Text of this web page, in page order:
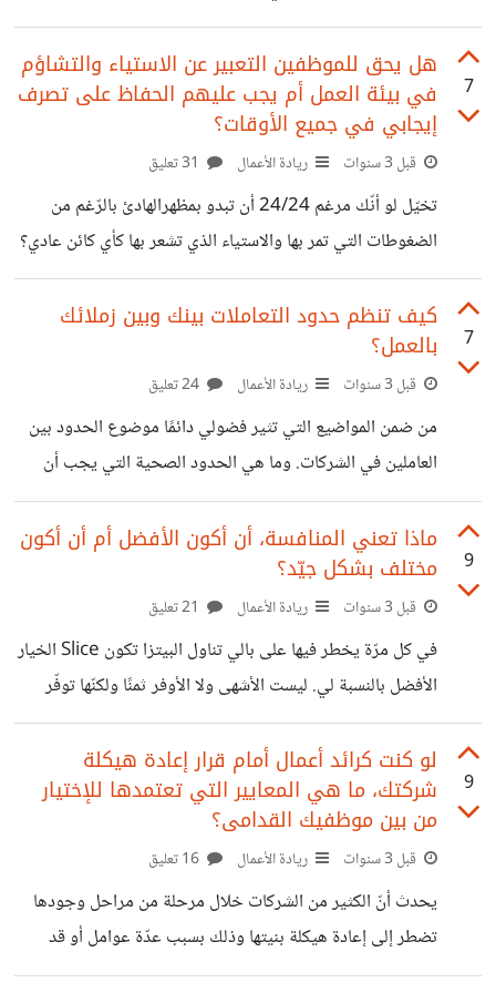
السؤال من أصعب الأسئلة التي واجهتني في مسيرتي المهنيّة
والتي وجهّها حينها المدير التنفيذي لنا كموظّفين. وقعت في
حيرةٍ شديدة، فمن أختار وبمتخصرٍ مفيد، العميل أم المنتج؟
وبالفعل فقد اخترت حينها العميل لأنّ العميل هو الهدف الأساسي
لأي مشروع ولأي استثمار، فإن كان كتاب اللغة الإنكليزية الذي
ألفته رائعًا لحد الكمال ولكن لا يراعي مستوى طلّابي فما
7
هل يحق للموظفين التعبير عن الاستياء والتشاؤم
في بيئة العمل أم يجب عليهم الحفاظ على تصرف
إيجابي في جميع الأوقات؟
قبل 3 سنوات ريادة الأعمال
تخيّل لو أنّك مرغم 24/24 أن تبدو بمظهرالهادئ بالرّغم من
الضغوطات التي تمر بها والاستياء الذي تشعر بها كأي كائن عادي؟
أنا لا أستطيع تصوّر الأمر، ضمنًا في بيئة العمل، إذ أنّني كأي إنسان
عادي معرّضة للمشاكل والضغوطات التي تجبرني على التعبير عمّا
أشعر به. ولكن لم يكن هذا النّهج المتّبع في الشركة السّابقة التي
عملتُ بها. فقد كان في سياسة الشركة الداخلية الخاصّة
بالموظّفين أنّه عليهم الظهور الدّائم بأفضل حال والامتناع عن نقل
مشاعرهم والضغوطات التي يحملونها لعملهم وذلك
7
كيف تنظم حدود التعاملات بينك وبين زملائك
بالعمل؟
قبل 3 سنوات ريادة الأعمال
من ضمن المواضيع التي تثير فضولي دائمًا موضوع الحدود بين
العاملين في الشركات. وما هي الحدود الصحية التي يجب أن
تكون. عليها علاقاتنا ضمن مكان مكان العمل؟ بالنسبة لي فأنا من
أنصار الحريّة من القيود لأنّ القيود برأيي ومهما كان نوعها تفرض
حواجزًا كثيرة خاصّةً ضمن المجالات القائمة على الإبداع والابتكار
. رغم ذلك هناك شركات هي من تفرض حدودًا واضحة على
العلاقة بين الموظّفين مثل شركة سلاك Slack. فهي تنظّم العلاقة
بين الموظّفين وتحثّهم على عدم التدّخل بشؤون الآخرين.
9
ماذا تعني المنافسة، أن أكون الأفضل أم أن أكون
مختلف بشكل جيّد؟
قبل 3 سنوات ريادة الأعمال
في كل مرّة يخطر فيها على بالي تناول البيتزا تكون Slice الخيار
الأفضل بالنسبة لي. ليست الأشهى ولا الأوفر ثمنًا ولكنّها توفّر
ميزةً لا توفّرها لي باقي متاجر البيتزا. فما هي؟ Slice
personalized Tracker: أستطيع من خلاله كزبونة تتبّع
طلبي ومعرفة مراحل تجيهزه وتوصيله بحيث تصلني إشعارات
Sliceونتيجة البعد الجغرافي لأقرب متجر بيتزا عن منطقتي
كنتُ أعاني من هذه المسألة. وعندما عرفتُ بوجود خدمة تتبع
الطلب صرتُ أعرف الوقت التقريبي لوصول طلبي وهو
9
لو كنت كرائد أعمال أمام قرار إعادة هيكلة
شركتك، ما هي المعايير التي تعتمدها للإختيار
من بين موظفيك القدامى؟
قبل 3 سنوات ريادة الأعمال
يحدث أنّ الكثير من الشركات خلال مرحلة من مراحل وجودها
تضطر إلى إعادة هيكلة بنيتها وذلك بسبب عدّة عوامل أو قد
يكون عامل واحد أحيانًا. ففي العام 2009، اضطرت شركة